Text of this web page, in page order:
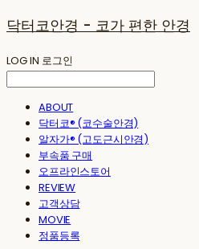
닥터코안경 - 코가 편한 안경
LOG IN 로그인
ABOUT
닥터코® (코수술안경)
알자가® (고도근시안경)
부속품 구매
오프라인스토어
REVIEW
고객상담
MOVIE
정품등록